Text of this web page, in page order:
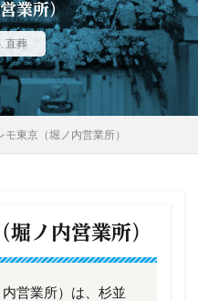
業所）
, 直葬
モ東京（堀ノ内営業所）
ノ内営業所）
営業所）は、杉並